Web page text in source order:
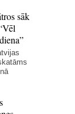
sāk